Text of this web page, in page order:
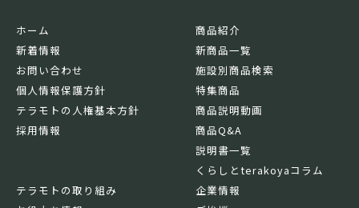
ホーム
新着情報
お問い合わせ
個人情報保護方針
テラモトの人権基本方針
採用情報
商品紹介
新商品一覧
施設別商品検索
特集商品
商品説明動画
商品Q&A
説明書一覧
くらしとterakoyaコラム
テラモトの取り組み
企業情報